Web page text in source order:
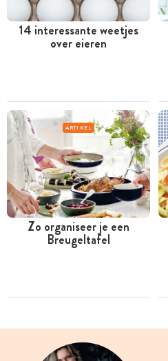
14 interessante weetjes
over eieren
ARTIKEL
Zo organiseer je een
Breugeltafel